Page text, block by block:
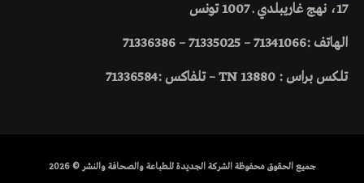
17، نهج غاريبلدي ـ 1007 تونس
الهاتف :71341066 – 71335025 – 71336386
تلكس براس : 13880 TN – تلفاكس :71336584
جميع الحقوق محفوظة الشركة الجديدة للطباعة والصحافة والنشر © 2026